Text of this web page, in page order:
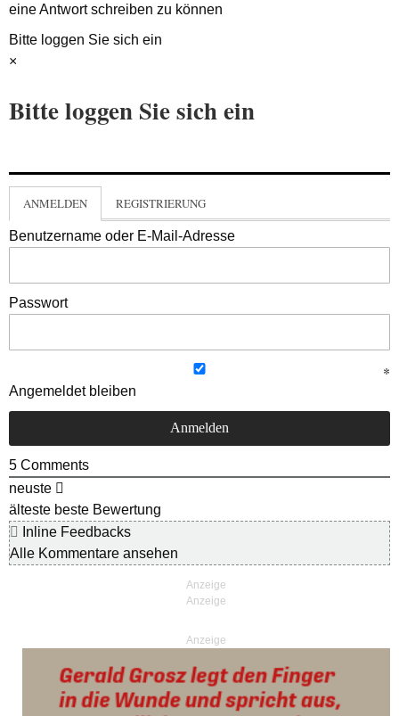
eine Antwort schreiben zu können
Bitte loggen Sie sich ein
×
Bitte loggen Sie sich ein
ANMELDEN REGISTRIERUNG
Benutzername oder E-Mail-Adresse
Passwort
Angemeldet bleiben
5 Comments
neuste
älteste beste Bewertung
Inline Feedbacks
Alle Kommentare ansehen
Anzeige